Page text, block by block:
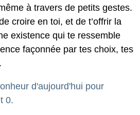
à travers de petits gestes.
croire en toi, et de t’offrir la
existence qui te ressemble
façonnée par tes choix, tes
d'aujourd'hui pour
0.